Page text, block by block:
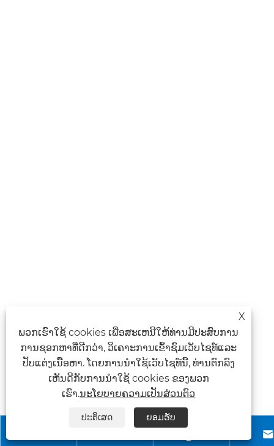
X
ພວກເຮົາໃຊ້ cookies ເພື່ອສະເຫນີໃຫ້ທ່ານມີປະສົບການ
ການຊອກຫາທີ່ດີກວ່າ, ວິເຄາະການເຂົ້າຊົມເວັບໄຊທ໌ແລະ
ປັບແຕ່ງເນື້ອຫາ. ໂດຍການນໍາໃຊ້ເວັບໄຊທ໌ນີ້, ທ່ານຕົກລົງ
ເຫັນດີກັບການນໍາໃຊ້ cookies ຂອງພວກ
ເຮົາ.ນະໂຍບາຍຄວາມເປັນສ່ວນຕົວ
ປະຕິເສດ ຍອມຮັບ